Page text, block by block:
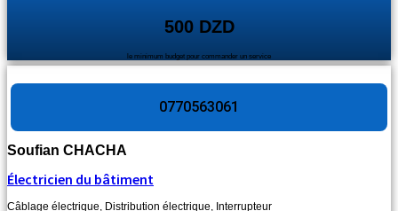
500 DZD
le minimum budget pour commander un service
0770563061
Soufian CHACHA
Électricien du bâtiment
Câblage électrique Distribution électrique Interrupteur